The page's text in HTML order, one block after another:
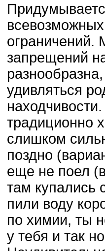
ограничений.
запрещений
удивляться
традиционно
слишком
поздно
еще не поел
там купались
пили воду
по химии, ты
у тебя и так